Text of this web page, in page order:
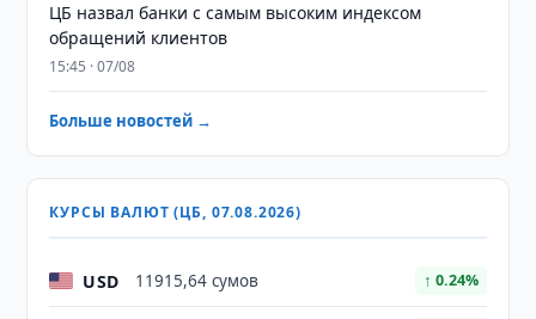
ЦБ назвал банки с самым высоким индексом
обращений клиентов
15:45 · 07/08
Больше новостей →
КУРСЫ ВАЛЮТ (ЦБ, 07.08.2026)
USD 11915,64 сумов ↑ 0.24%